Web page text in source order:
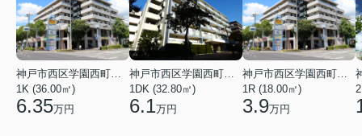
神戸市西区学園西町４丁目
1K (36.00㎡)
6.35万円
神戸市西区学園西町７丁目
1DK (32.80㎡)
6.1万円
神戸市西区学園西町４丁目
1R (18.00㎡)
3.9万円